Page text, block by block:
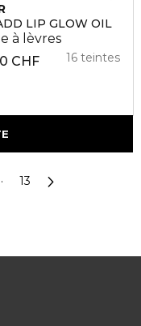
LIP GLOW OIL
à lèvres
CHF
16 teintes
13